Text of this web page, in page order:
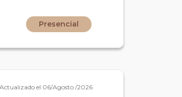
Presencial
Actualizado el 06/Agosto /2026